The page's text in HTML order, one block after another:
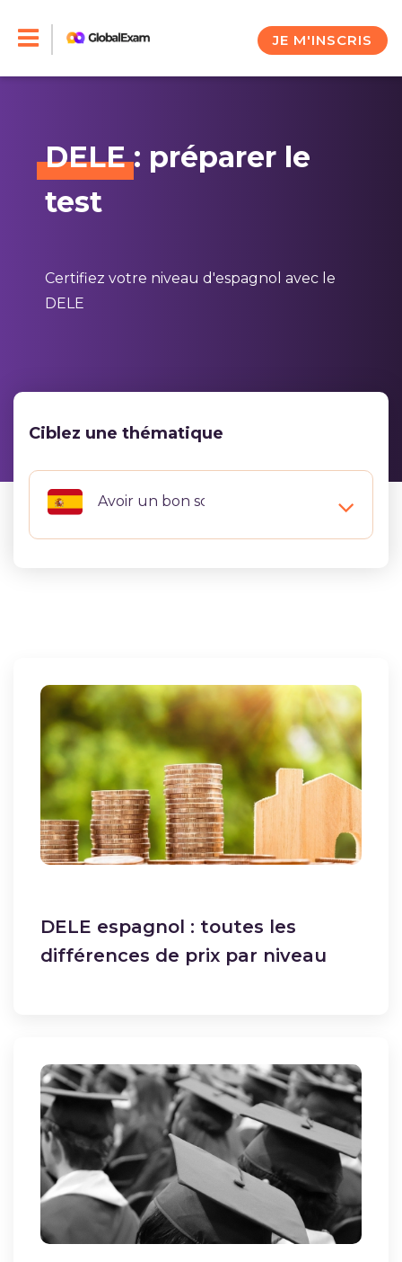
JE M'INSCRIS
DELE: préparer le
test
Certifiez votre niveau d'espagnol avec le
DELE
Ciblez une thématique
Avoir un bon score au DELE
DELE espagnol : toutes les
différences de prix par niveau